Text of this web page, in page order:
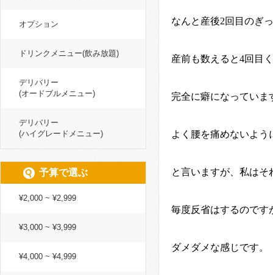
なんと産後2回目のぎ
産前も数えると4回目
完全に癖になっていま
よく腰を痛めないよ
と言いますが、私は
毎度反省はするのです
ダメダメな感じです。
オプション
ドリンクメニュー(飲み放題)
デリバリー
(オードブルメニュー)
デリバリー
(ハイグレードメニュー)
予算で選ぶ
¥2,000 ~ ¥2,999
¥3,000 ~ ¥3,999
¥4,000 ~ ¥4,999